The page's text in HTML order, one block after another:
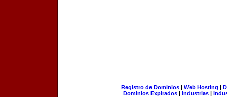
Registro de Dominios| Web Hosting |
Dominios Expirados | Industrias |